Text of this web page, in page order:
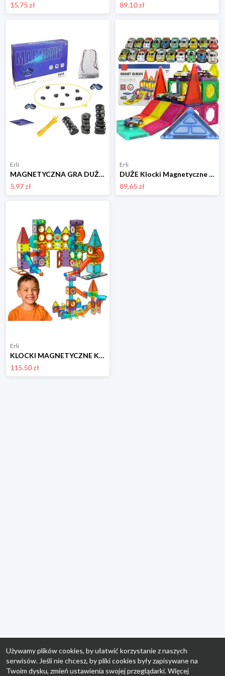
15.75 zł
89.10 zł
Erli
MAGNETYCZNA GRA DUŻE KAMIENIE MAGNETYCZNE EDUKACYJNA 20 KULEK LOGICZNA GRY
5.97 zł
Erli
DUŻE Klocki Magnetyczne 3D Konstrukcyjne 20 Autek Zjeżdżalnia 68el Edukacja
89.65 zł
Erli
KLOCKI MAGNETYCZNE Konstrukcyjne ŚWIECĄCY TOR magnetyczny kulodrom 110el
115.50 zł
Używamy plików cookies, by ułatwić korzystanie z naszych
serwisów. Jeśli nie chcesz, by pliki cookies były zapisywane na
Twoim dysku, zmień ustawienia swojej przeglądarki. Więcej